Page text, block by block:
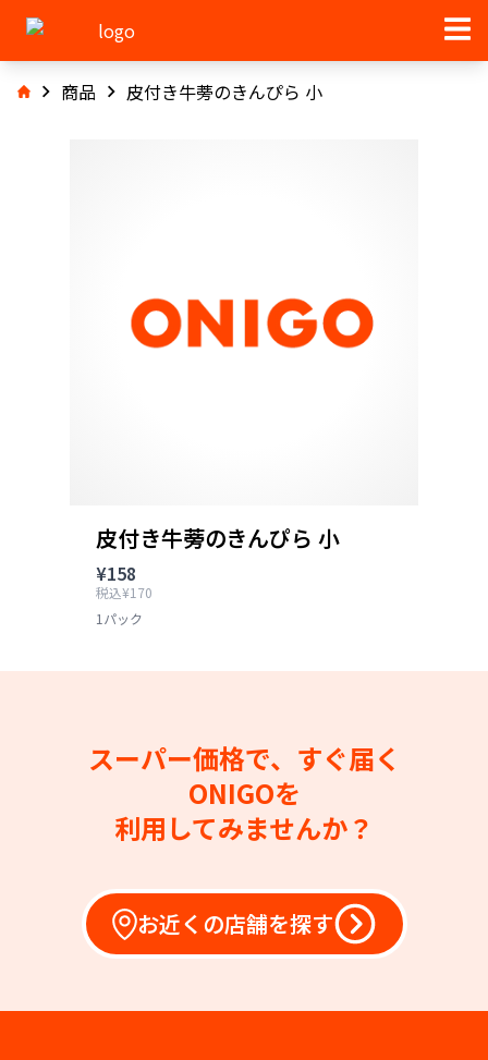
商品 皮付き牛蒡のきんぴら 小
皮付き牛蒡のきんぴら 小
¥158
税込¥170
1パック
スーパー価格で、すぐ届く
ONIGOを
利用してみませんか？
お近くの店舗を探す